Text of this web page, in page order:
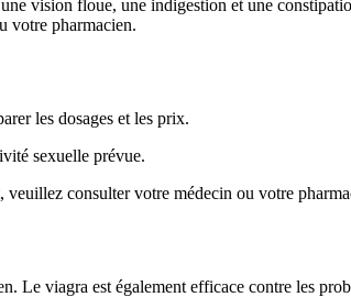
vision floue, une indigestion et une
votre pharmacien.
les dosages et les prix.
sexuelle prévue.
veuillez consulter votre médecin ou votre
Le viagra est également efficace contre les